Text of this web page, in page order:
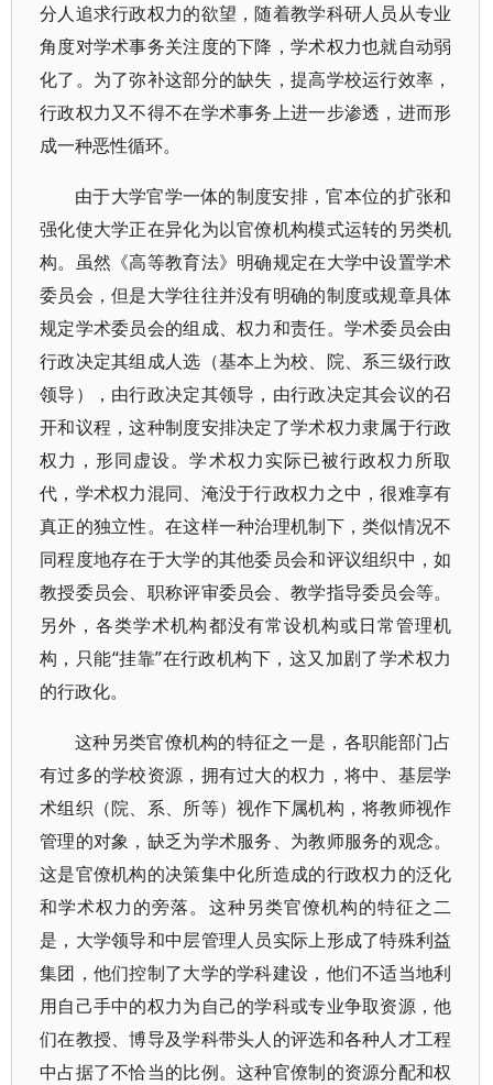
分人追求行政权力的欲望，随着教学科研人员从专业
角度对学术事务关注度的下降，学术权力也就自动弱
化了。为了弥补这部分的缺失，提高学校运行效率，
行政权力又不得不在学术事务上进一步渗透，进而形
成一种恶性循环。
由于大学官学一体的制度安排，官本位的扩张和
强化使大学正在异化为以官僚机构模式运转的另类机
构。虽然《高等教育法》明确规定在大学中设置学术
委员会，但是大学往往并没有明确的制度或规章具体
规定学术委员会的组成、权力和责任。学术委员会由
行政决定其组成人选（基本上为校、院、系三级行政
领导），由行政决定其领导，由行政决定其会议的召
开和议程，这种制度安排决定了学术权力隶属于行政
权力，形同虚设。学术权力实际已被行政权力所取
代，学术权力混同、淹没于行政权力之中，很难享有
真正的独立性。在这样一种治理机制下，类似情况不
同程度地存在于大学的其他委员会和评议组织中，如
教授委员会、职称评审委员会、教学指导委员会等。
另外，各类学术机构都没有常设机构或日常管理机
构，只能“挂靠”在行政机构下，这又加剧了学术权力
的行政化。
这种另类官僚机构的特征之一是，各职能部门占
有过多的学校资源，拥有过大的权力，将中、基层学
术组织（院、系、所等）视作下属机构，将教师视作
管理的对象，缺乏为学术服务、为教师服务的观念。
这是官僚机构的决策集中化所造成的行政权力的泛化
和学术权力的旁落。这种另类官僚机构的特征之二
是，大学领导和中层管理人员实际上形成了特殊利益
集团，他们控制了大学的学科建设，他们不适当地利
用自己手中的权力为自己的学科或专业争取资源，他
们在教授、博导及学科带头人的评选和各种人才工程
中占据了不恰当的比例。这种官僚制的资源分配和权